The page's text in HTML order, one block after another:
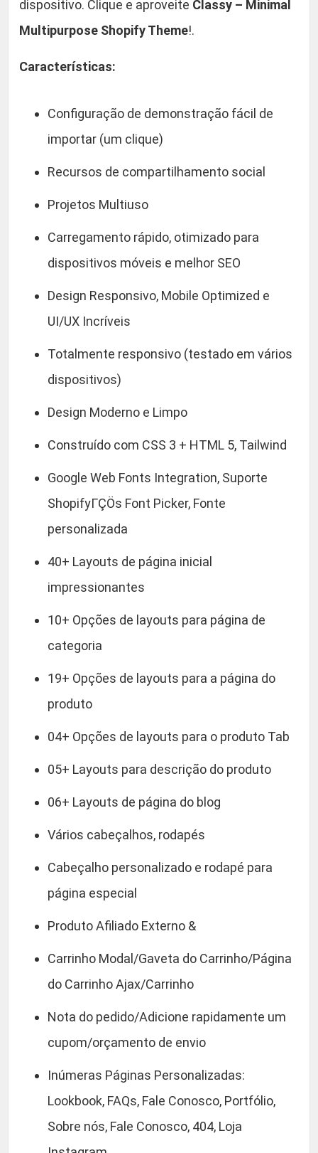
dispositivo. Clique e aproveite Classy – Minimal
Multipurpose Shopify Theme!.
Características:
Configuração de demonstração fácil de
importar (um clique)
Recursos de compartilhamento social
Projetos Multiuso
Carregamento rápido, otimizado para
dispositivos móveis e melhor SEO
Design Responsivo, Mobile Optimized e
UI/UX Incríveis
Totalmente responsivo (testado em vários
dispositivos)
Design Moderno e Limpo
Construído com CSS 3 + HTML 5, Tailwind
Google Web Fonts Integration, Suporte
ShopifyΓÇÖs Font Picker, Fonte
personalizada
40+ Layouts de página inicial
impressionantes
10+ Opções de layouts para página de
categoria
19+ Opções de layouts para a página do
produto
04+ Opções de layouts para o produto Tab
05+ Layouts para descrição do produto
06+ Layouts de página do blog
Vários cabeçalhos, rodapés
Cabeçalho personalizado e rodapé para
página especial
Produto Afiliado Externo &
Carrinho Modal/Gaveta do Carrinho/Página
do Carrinho Ajax/Carrinho
Nota do pedido/Adicione rapidamente um
cupom/orçamento de envio
Inúmeras Páginas Personalizadas:
Lookbook, FAQs, Fale Conosco, Portfólio,
Sobre nós, Fale Conosco, 404, Loja